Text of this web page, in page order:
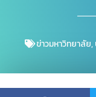
ข่าวมหาวิทยาลัย,